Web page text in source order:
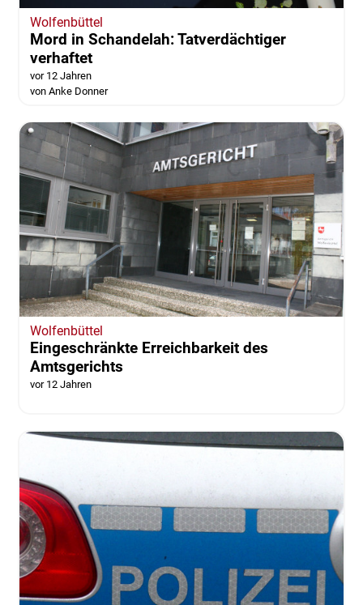
Wolfenbüttel
Mord in Schandelah: Tatverdächtiger
verhaftet
vor 12 Jahren
von Anke Donner
Wolfenbüttel
Eingeschränkte Erreichbarkeit des
Amtsgerichts
vor 12 Jahren